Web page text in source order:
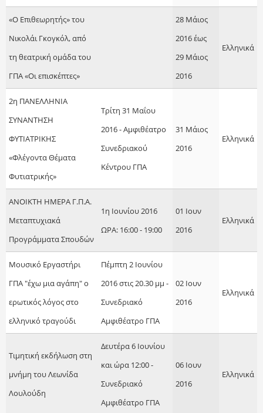
«Ο Επιθεωρητής» του
Νικολάι Γκογκόλ, από
τη θεατρική ομάδα του
ΓΠΑ «Οι επισκέπτες»
28 Μάιος
2016έως
29 Μάιος
2016
Ελληνικά
2η ΠΑΝΕΛΛΗΝΙΑ
ΣΥΝΑΝΤΗΣΗ
ΦΥΤΙΑΤΡΙΚΗΣ
«Φλέγοντα Θέματα
Φυτιατρικής»
Τρίτη 31 Μαΐου
2016 - Αμφιθέατρο
Συνεδριακού
Κέντρου ΓΠΑ
31 Μάιος
2016
Ελληνικά
ΑΝΟΙΚΤΗ ΗΜΕΡΑ Γ.Π.Α.
Μεταπτυχιακά
Προγράμματα Σπουδών
1η Ιουνίου 2016
ΩΡΑ: 16:00 - 19:00
01 Ιουν
2016
Ελληνικά
Μουσικό Εργαστήρι
ΓΠΑ "έχω μια αγάπη" ο
ερωτικός λόγος στο
ελληνικό τραγούδι
Πέμπτη 2 Ιουνίου
2016 στις 20.30 μμ -
Συνεδριακό
Αμφιθέατρο ΓΠΑ
02 Ιουν
2016
Ελληνικά
Τιμητική εκδήλωση στη
μνήμη του Λεωνίδα
Λουλούδη
Δευτέρα 6 Ιουνίου
και ώρα 12:00 -
Συνεδριακό
Αμφιθέατρο ΓΠΑ
06 Ιουν
2016
Ελληνικά